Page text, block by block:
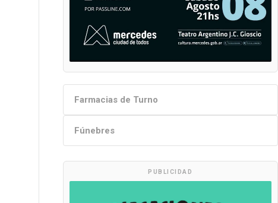
Farmacias de Turno
Fúnebres
PUBLICIDAD